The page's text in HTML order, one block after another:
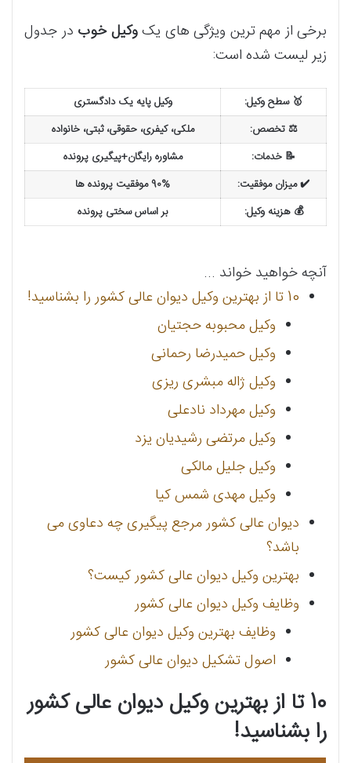
برخی از مهم ترین ویژگی های یکوکیل خوب در جدول
زیر لیست شده است:
🥇 سطح وکیل:
وکیل پایه یک دادگستری
⚖️ تخصص:
ملکی، کیفری، حقوقی، ثبتی، خانواده
📝 خدمات:
مشاوره رایگان+پیگیری پرونده
✔️ میزان موفقیت:
90% موفقیت پرونده ها
💰 هزینه وکیل:
بر اساس سختی پرونده
آنچه خواهید خواند ...
10 تا از بهترین وکیل دیوان عالی کشور را بشناسید!
وکیل محبوبه حجتیان
وکیل حمیدرضا رحمانی
وکیل ژاله مبشری ریزی
وکیل مهرداد نادعلی
وکیل مرتضی رشیدیان یزد
وکیل جلیل مالکی
وکیل مهدی شمس کیا
دیوان عالی کشور مرجع پیگیری چه دعاوی می
باشد؟
بهترین وکیل دیوان عالی کشور کیست؟
وظایف وکیل دیوان عالی کشور
وظایف بهترین وکیل دیوان عالی کشور
اصول تشکیل دیوان عالی کشور
10 تا از بهترین وکیل دیوان عالی کشور
را بشناسید!